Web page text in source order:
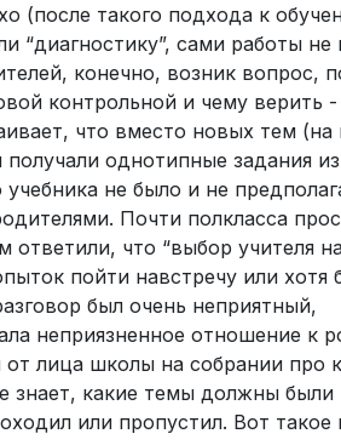
(после такого подхода к
сами работы не
конечно, возник вопрос,
контрольной и чему верить
что вместо новых тем (на
однотипные задания
не было и не
Почти полкласса
что “выбор учителя
пойти навстречу или хотя
был очень неприятный,
неприязненное отношение к
лица школы на собрании про
знает, какие темы должны были
или пропустил. Вот такое